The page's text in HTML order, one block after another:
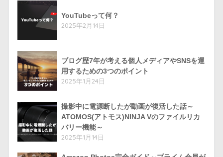
YouTubeって何？
2025年2月14日
ブログ歴7年が考える個人メディアやSNSを運
用するための3つのポイント
2025年1月24日
撮影中に電源断したが動画が復活した話～
ATOMOS(アトモス)NINJA Vのファイルリカ
バリー機能～
2025年1月14日